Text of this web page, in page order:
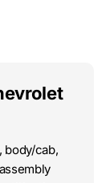
body/cab,